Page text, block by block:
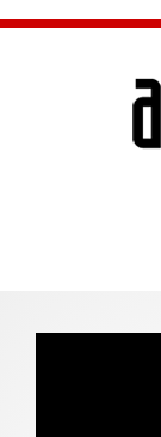
Skip to main